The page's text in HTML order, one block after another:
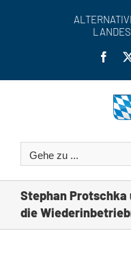
Gehe zu ...
Stephan Protschka
die